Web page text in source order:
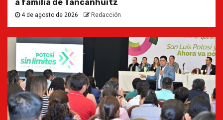
a familia de Tancanhuitz
4 de agosto de 2026 Redacción